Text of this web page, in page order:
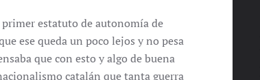
primer estatuto de autonomía de
ese queda un poco lejos y no pesa
que con esto y algo de buena
catalán que tanta guerra